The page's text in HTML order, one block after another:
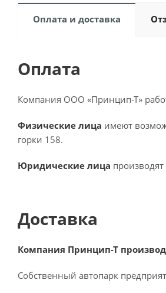
Оплата и доставка
Оплата
Компания ООО «Принцип-Т»
Физические лица имеют
горки 158.
Юридические лица
Доставка
Компания Принцип-Т
Собственный автопарк